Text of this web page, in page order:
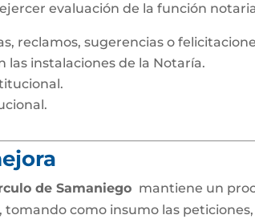
evaluación de la función
reclamos, sugerencias o
las instalaciones de la Notaría.
de Samaniego mantiene un
como insumo las